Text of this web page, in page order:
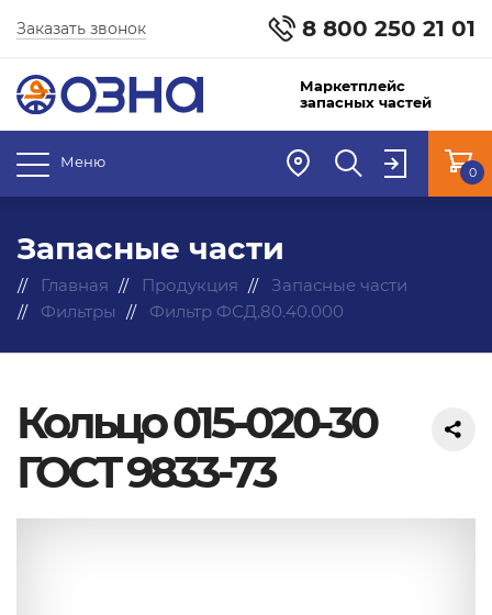
8 800 250 21 01
Заказать звонок
Маркетплейс
запасных частей
Меню
0
Запасные части
Главная Продукция
Запасные части
Фильтры
Фильтр ФСД.80.40.000
Кольцо 015-020-30
ГОСТ 9833-73